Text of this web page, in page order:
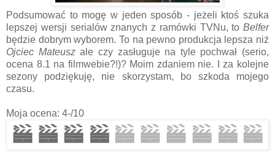
Podsumować to mogę w jeden sposób - jeżeli ktoś szuka
lepszej wersji serialów znanych z ramówki TVNu, to Belfer
będzie dobrym wyborem. To na pewno produkcja lepsza niż
Ojciec Mateuszale czy zasługuje na tyle pochwał (serio,
ocena 8.1 na filmwebie?!)? Moim zdaniem nie. I za kolejne
sezony podziękuję, nie skorzystam, bo szkoda mojego
czasu.
Moja ocena: 4-/10